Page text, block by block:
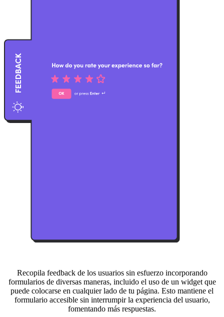
Recopila feedback de los usuarios sin esfuerzo incorporando
formularios de diversas maneras, incluido el uso de un widget que
puede colocarse en cualquier lado de tu página. Esto mantiene el
formulario accesible sin interrumpir la experiencia del usuario,
fomentando más respuestas.